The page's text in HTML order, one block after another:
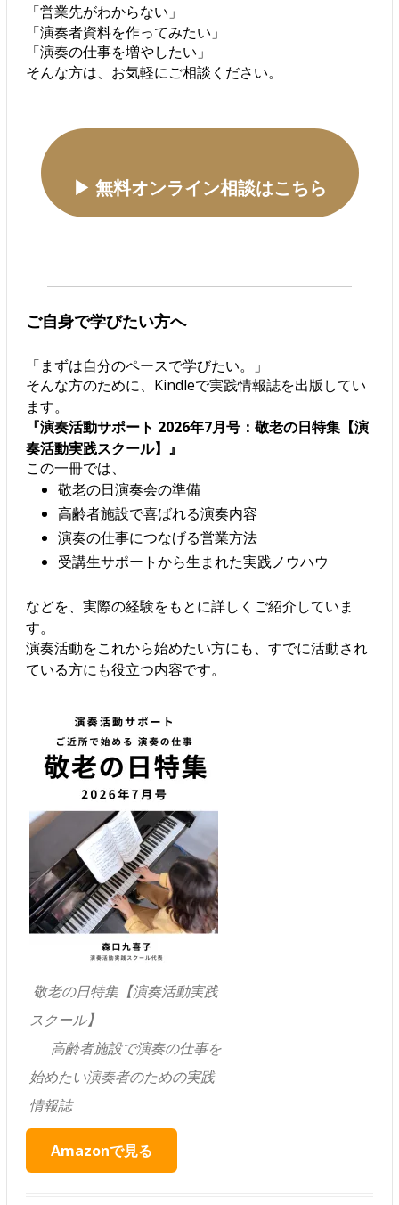
「営業先がわからない」
「演奏者資料を作ってみたい」
「演奏の仕事を増やしたい」
そんな方は、お気軽にご相談ください。
▶ 無料オンライン相談はこちら
ご自身で学びたい方へ
「まずは自分のペースで学びたい。」
そんな方のために、Kindleで実践情報誌を出版してい
ます。
『演奏活動サポート 2026年7月号：敬老の日特集【演
奏活動実践スクール】』
この一冊では、
敬老の日演奏会の準備
高齢者施設で喜ばれる演奏内容
演奏の仕事につなげる営業方法
受講生サポートから生まれた実践ノウハウ
などを、実際の経験をもとに詳しくご紹介していま
す。
演奏活動をこれから始めたい方にも、すでに活動され
ている方にも役立つ内容です。
敬老の日特集【演奏活動実践
スクール】
高齢者施設で演奏の仕事を
始めたい演奏者のための実践
情報誌
Amazonで見る